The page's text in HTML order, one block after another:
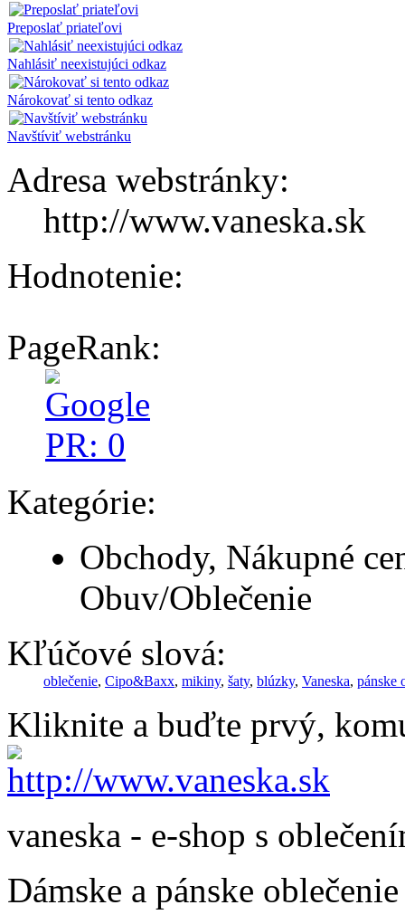
Preposlať priateľovi
Nahlásiť neexistujúci odkaz
Nárokovať si tento odkaz
Navštíviť webstránku
Adresa webstránky:
http://www.vaneska.sk
Hodnotenie:
PageRank:
Kategórie:
Obchody, Nákupné
Obuv/Oblečenie
Kľúčové slová:
oblečenie, Cipo&Baxx, mikiny, šaty, blúzky, Vaneska, pánske
Kliknite a buďte prvý,
vaneska - e-shop s
Dámske a pánske oblečenie